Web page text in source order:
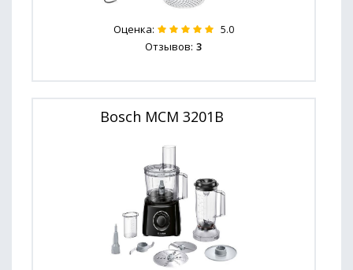
Оценка: 5.0
Отзывов: 3
Bosch MCM 3201B